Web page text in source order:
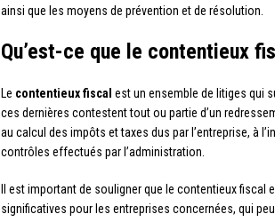
ainsi que les moyens de prévention et de résolution.
Qu’est-ce que le contentieux
Le contentieux fiscal est un ensemble de litiges qui
ces dernières contestent tout ou partie d’un
au calcul des impôts et taxes dus par l’entreprise, à
contrôles effectués par l’administration.
Il est important de souligner que le contentieux
significatives pour les entreprises concernées, qui